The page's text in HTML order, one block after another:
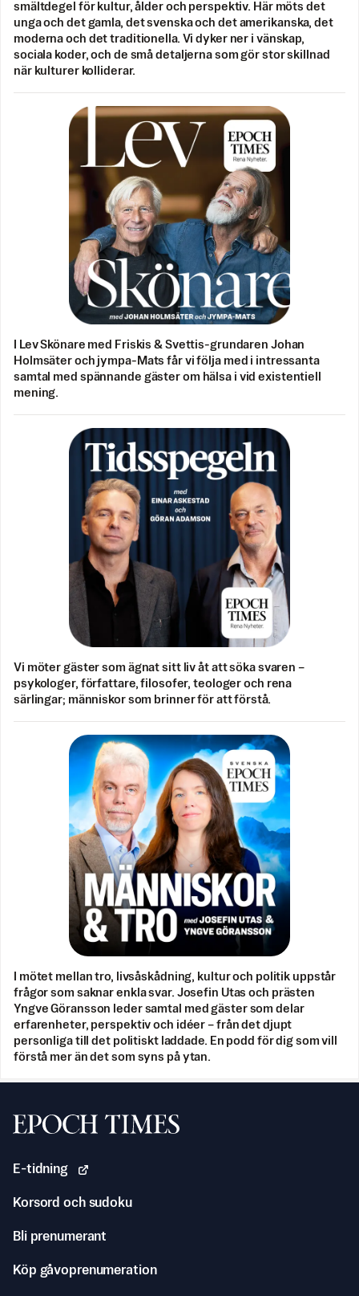
smältdegel för kultur, ålder och perspektiv. Här möts det
unga och det gamla, det svenska och det amerikanska, det
moderna och det traditionella. Vi dyker ner i vänskap,
sociala koder, och de små detaljerna som gör stor skillnad
när kulturer kolliderar.
I Lev Skönare med Friskis & Svettis-grundaren Johan
Holmsäter och jympa-Mats får vi följa med i intressanta
samtal med spännande gäster om hälsa i vid existentiell
mening.
Vi möter gäster som ägnat sitt liv åt att söka svaren –
psykologer, författare, filosofer, teologer och rena
särlingar; människor som brinner för att förstå.
I mötet mellan tro, livsåskådning, kultur och politik uppstår
frågor som saknar enkla svar. Josefin Utas och prästen
Yngve Göransson leder samtal med gäster som delar
erfarenheter, perspektiv och idéer – från det djupt
personliga till det politiskt laddade. En podd för dig som vill
förstå mer än det som syns på ytan.
Svenska Epoch Times
E-tidning
Korsord och sudoku
Bli prenumerant
Köp gåvoprenumeration